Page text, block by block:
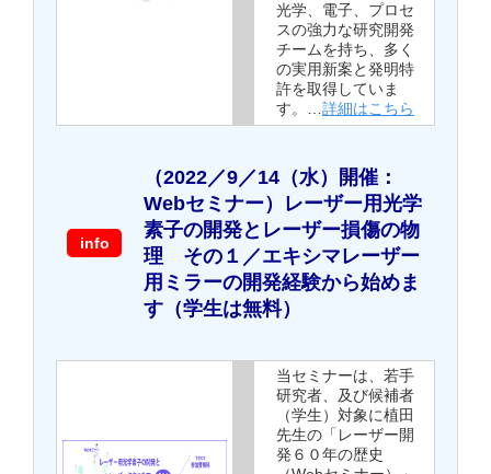
光学、電子、プロセ
スの強力な研究開発
チームを持ち、多く
の実用新案と発明特
許を取得していま
す。… 詳細はこちら
info
（2022／9／14（水）開催：
Webセミナー）レーザー用光学
素子の開発とレーザー損傷の物
理 その１／エキシマレーザー
用ミラーの開発経験から始めま
す（学生は無料）
当セミナーは、若手
研究者、及び候補者
（学生）対象に植田
先生の「レーザー開
発６０年の歴史